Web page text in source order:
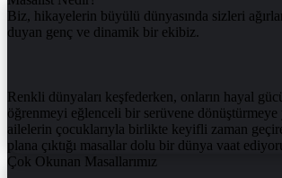
Biz, hikayelerin büyülü dünyasında sizleri
duyan genç ve dinamik bir ekibiz.
Renkli dünyaları keşfederken, onların hayal
öğrenmeyi eğlenceli bir serüvene dönüştürmeye
ailelerin çocuklarıyla birlikte keyifli zaman
plana çıktığı masallar dolu bir dünya vaat
Çok Okunan Masallarımız